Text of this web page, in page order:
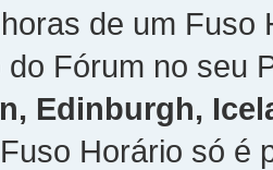
de um Fuso
do Fórum no seu
Edinburgh,
Horário só é